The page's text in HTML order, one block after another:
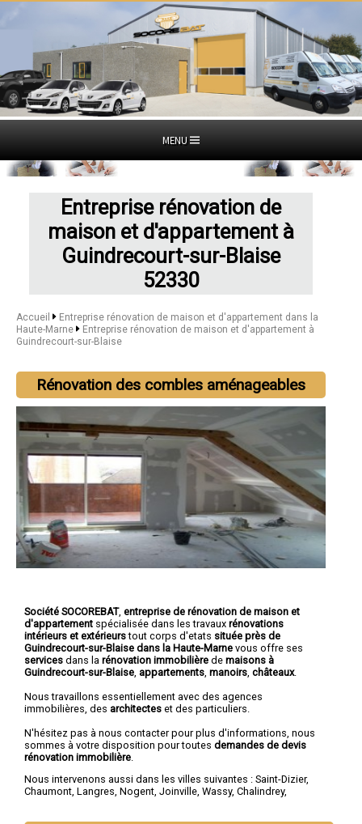
MENU
Entreprise rénovation de
maison et d'appartement à
Guindrecourt-sur-Blaise
52330
Accueil
Entreprise rénovation de maison et d'appartement dans la
Haute-Marne
Entreprise rénovation de maison et d'appartement à
Guindrecourt-sur-Blaise
Rénovation des combles aménageables
Société SOCOREBAT, entreprise de rénovation de maison et
d'appartement spécialisée dans les travaux rénovations
intérieurs et extérieurstout corps d'etats située près de
Guindrecourt-sur-Blaise dans la Haute-Marne vous offre ses
services dans la rénovation immobilière de maisons à
Guindrecourt-sur-Blaise appartements manoirs châteaux.
Nous travaillons essentiellement avec des agences
immobilières, des architectes et des particuliers.
N'hésitez pas à nous contacter pour plus d'informations, nous
sommes à votre disposition pour toutes demandes de devis
rénovation immobilière
Nous intervenons aussi dans les villes suivantes : Saint-Dizier,
Chaumont, Langres, Nogent, Joinville, Wassy, Chalindrey,